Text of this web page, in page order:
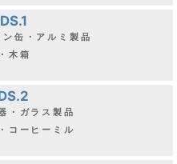
缶・アルミ製品
木箱
・ガラス製品
コーヒーミル